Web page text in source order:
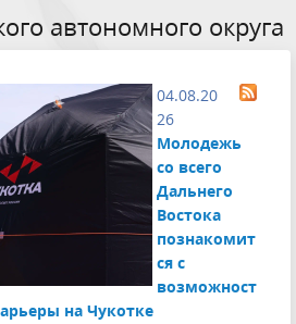
автономного округа
04.08.20
26
Молодежь
со всего
Дальнего
Востока
познакомит
ся с
возможност
на Чукотке